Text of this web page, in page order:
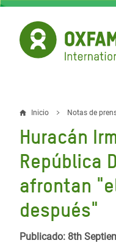
Pasar
contenido
principal
Sobrescribir
enlaces
de
ayuda
a
la
Inicio Notas de
Huracán
República
afrontan
después"
Publicado: 8th